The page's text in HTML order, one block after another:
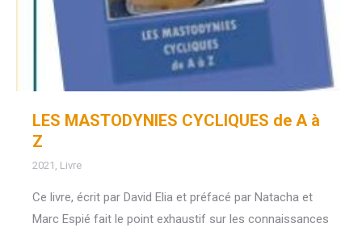
LES MASTODYNIES CYCLIQUES de A à
Z
2021 Livre
Ce livre, écrit par David Elia et préfacé par Natacha et
Marc Espié fait le point exhaustif sur les connaissances